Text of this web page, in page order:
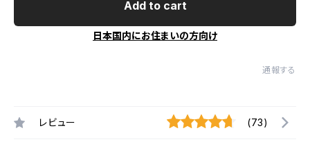
Add to cart
日本国内にお住まいの方向け
通報する
レビュー (73)